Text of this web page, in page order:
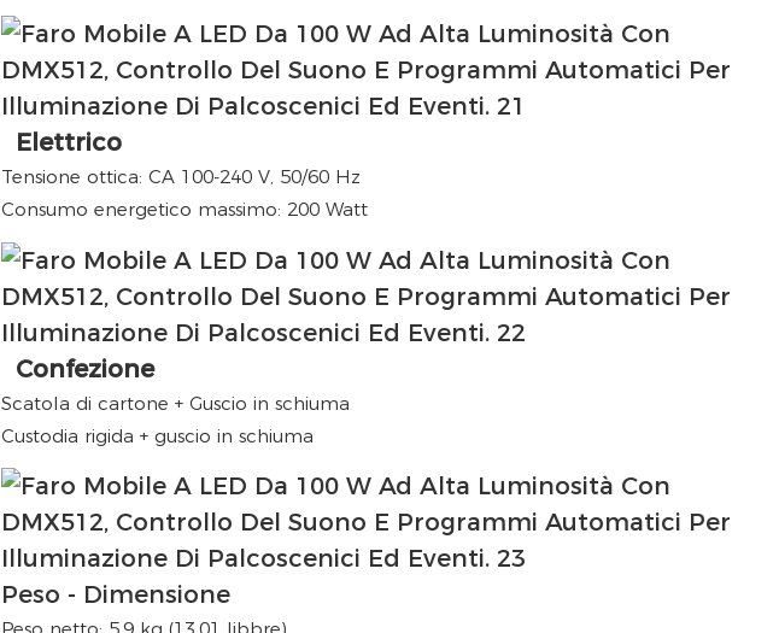
Elettrico
Tensione ottica: CA 100-240 V, 50/60 Hz
Consumo energetico massimo: 200 Watt
Confezione
Scatola di cartone + Guscio in schiuma
Custodia rigida + guscio in schiuma
Peso - Dimensione